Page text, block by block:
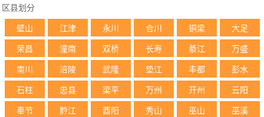
区县划分
壁山 江津 永川 合川 铜梁 大足
荣昌 潼南 双桥 长寿 綦江 万盛
南川 涪陵 武隆 垫江 丰都 彭水
石柱 忠县 梁平 万州 开州 云阳
奉节 黔江 酉阳 秀山 巫山 巫溪